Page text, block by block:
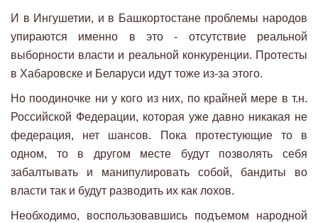
И в Ингушетии, и в Башкортостане проблемы народов
упираются именно в это - отсутствие реальной
выборности власти и реальной конкуренции. Протесты
в Хабаровске и Беларуси идут тоже из-за этого.
Но поодиночке ни у кого из них, по крайней мере в т.н.
Российской Федерации, которая уже давно никакая не
федерация, нет шансов. Пока протестующие то в
одном, то в другом месте будут позволять себя
забалтывать и манипулировать собой, бандиты во
власти так и будут разводить их как лохов.
Необходимо, воспользовавшись подъемом народной